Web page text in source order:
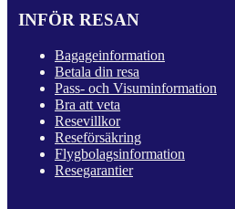
INFÖR RESAN
Bagageinformation
Betala din resa
Pass- och Visuminformation
Bra att veta
Resevillkor
Reseförsäkring
Flygbolagsinformation
Resegarantier